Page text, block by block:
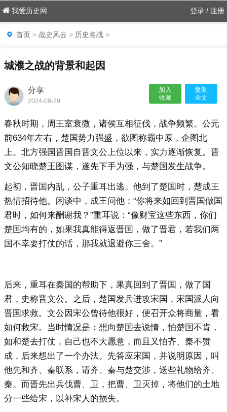
我爱历史网 登录 / 注册
首页 > 战史风云 > 历史名战 >
城濮之战的背景和起因
分享
2024-09-29
加入
收藏
复制
全文
春秋时期，周王室衰微，诸侯互相征伐，战争频繁。公元
前634年左右，楚国势力强盛，欲图称霸中原，企图北
上。北方强国晋国自晋文公上位以来，实力逐渐恢复。晋
文公知晓楚王图谋，遂先下手为强，与楚国发生战争。
起初，晋国内乱，公子重耳出逃。他到了楚国时，楚成王
热情招待他。闲谈中，成王问他：“你将来如回到晋国做国
君时，如何来酬谢我？”重耳说：“像财宝这些东西，你们
楚国均有的，如果我真能得返晋国，做了晋君，若我们两
国不幸要打仗的话，那我就退避你三舍。”
后来，重耳在秦国的帮助下，果真回到了晋国，做了国
君，史称晋文公。之后，楚国发兵进攻宋国，宋国派人向
晋国求救。文公因宋公曾待他很好，便召开众将商量，看
如何救宋。当时情况是：想向楚国去说情，怕楚国不肯，
如和楚去打仗，自己也不大愿意，而且又怕齐、秦不赞
成，后来想出了一个办法。先答应宋国，并说明原因，叫
他先和齐、秦联系，请齐、秦与楚交涉，送些礼物给齐、
秦。而晋先出兵伐曹、卫，把曹、卫灭掉，将他们的土地
分一些给宋，以补宋人的损失。